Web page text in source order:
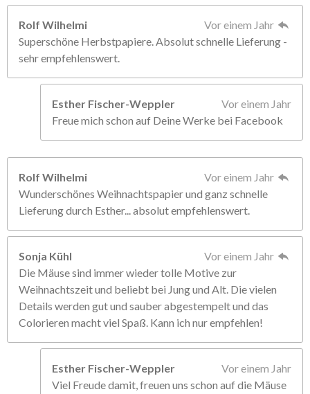
Rolf Wilhelmi
Vor einem Jahr
Superschöne Herbstpapiere. Absolut schnelle Lieferung -
sehr empfehlenswert.
Esther Fischer-Weppler
Vor einem Jahr
Freue mich schon auf Deine Werke bei Facebook
Rolf Wilhelmi
Vor einem Jahr
Wunderschönes Weihnachtspapier und ganz schnelle
Lieferung durch Esther... absolut empfehlenswert.
Sonja Kühl
Vor einem Jahr
Die Mäuse sind immer wieder tolle Motive zur
Weihnachtszeit und beliebt bei Jung und Alt. Die vielen
Details werden gut und sauber abgestempelt und das
Colorieren macht viel Spaß. Kann ich nur empfehlen!
Esther Fischer-Weppler
Vor einem Jahr
Viel Freude damit, freuen uns schon auf die Mäuse